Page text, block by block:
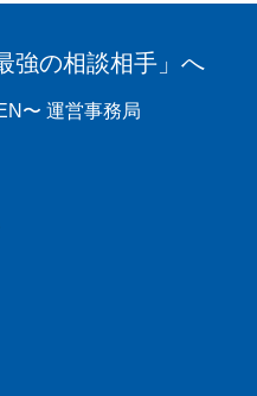
強の相談相手」へ
〜 運営事務局